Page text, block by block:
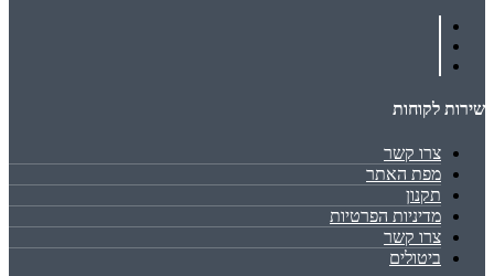
שירות לקוחות
צרו קשר
מפת האתר
תקנון
מדיניות הפרטיות
צרו קשר
ביטולים